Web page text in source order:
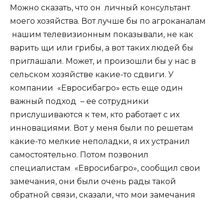
Можно сказать, что он личный консультант
моего хозяйства. Вот лучше бы по агроканалам
нашим телевизионным показывали, не как
варить щи или грибы, а вот таких людей бы
приглашали. Может, и произошли бы у нас в
сельском хозяйстве какие-то сдвиги. У
компании «Евросибагро» есть еще один
важный подход – ее сотрудники
прислушиваются к тем, кто работает с их
инновациями. Вот у меня были по решетам
какие-то мелкие неполадки, я их устранил
самостоятельно. Потом позвонил
специалистам «Евросибагро», сообщил свои
замечания, они были очень рады такой
обратной связи, сказали, что мои замечания